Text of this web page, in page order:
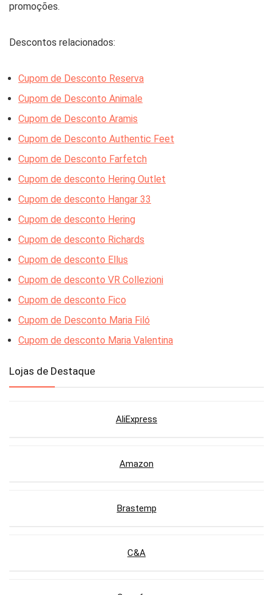
promoções.
Descontos relacionados:
Cupom de Desconto Reserva
Cupom de Desconto Animale
Cupom de Desconto Aramis
Cupom de Desconto Authentic Feet
Cupom de Desconto Farfetch
Cupom de desconto Hering Outlet
Cupom de desconto Hangar 33
Cupom de desconto Hering
Cupom de desconto Richards
Cupom de desconto Ellus
Cupom de desconto VR Collezioni
Cupom de desconto Fico
Cupom de Desconto Maria Filó
Cupom de desconto Maria Valentina
Lojas de Destaque
AliExpress
Amazon
Brastemp
C&A